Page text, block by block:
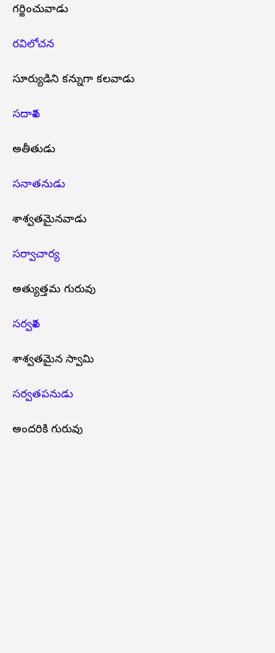
గర్జించువాడు
రవిలోచన
సూర్యుడిని కన్నుగా కలవాడు
సదాశివ
అతీతుడు
సనాతనుడు
శాశ్వతమైనవాడు
సర్వాచార్య
అత్యుత్తమ గురువు
సర్వశివ
శాశ్వతమైన స్వామి
సర్వతపనుడు
అందరికి గురువు